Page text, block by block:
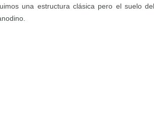
una estructura clásica pero el suelo